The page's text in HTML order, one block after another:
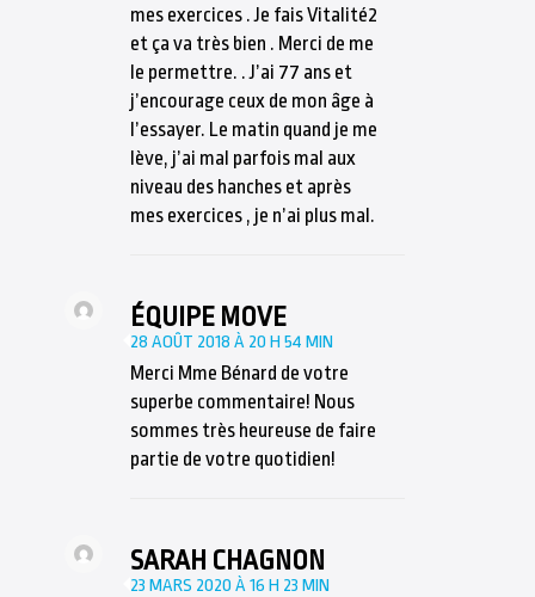
mes exercices . Je fais Vitalité2
et ça va très bien . Merci de me
le permettre. . J’ai 77 ans et
j’encourage ceux de mon âge à
l’essayer. Le matin quand je me
lève, j’ai mal parfois mal aux
niveau des hanches et après
mes exercices , je n’ai plus mal.
ÉQUIPE MOVE
28 AOÛT 2018 À 20 H 54 MIN
Merci Mme Bénard de votre
superbe commentaire! Nous
sommes très heureuse de faire
partie de votre quotidien!
SARAH CHAGNON
23 MARS 2020 À 16 H 23 MIN